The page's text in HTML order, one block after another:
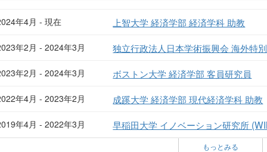
年4月 - 現在 上智大学 経済学部 経済学科 助教
年2月 - 2024年3月 独立行政法人日本学術振興会 海外特
年2月 - 2024年3月 ボストン大学 経済学部 客員研究員
年4月 - 2023年2月 成蹊大学 経済学部 現代経済学科 助教
年4月 - 2022年3月 早稲田大学 イノベーション研究所
もっとみる